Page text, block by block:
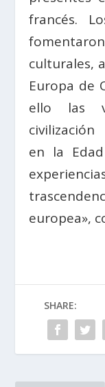
francés.
culturales,
Europa de
ello las
en la
europea»,
SHARE: